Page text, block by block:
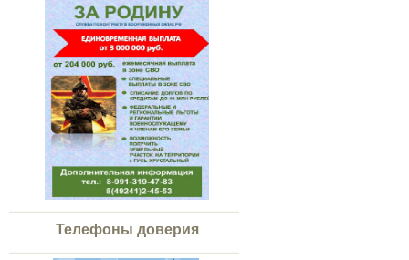
Телефоны доверия